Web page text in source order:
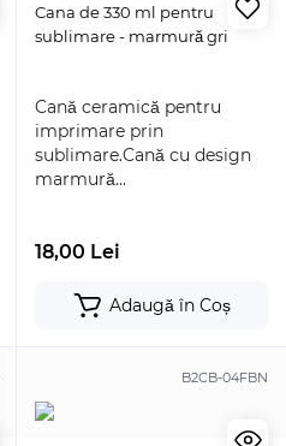
Cana de 330 ml pentru
sublimare - marmură gri
Cană ceramică pentru
imprimare prin
sublimare.Cană cu design
marmură...
18,00 Lei
Adaugă în Coș
B2CB-04FBN